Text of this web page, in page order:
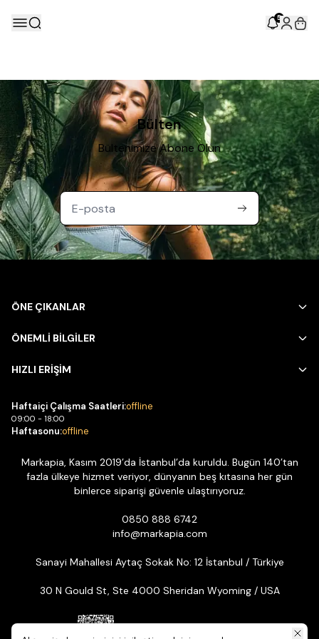
5
Bülten
Bültenimize Abone Olun
ÖNE ÇIKANLAR
ÖNEMLİ BİLGİLER
HIZLI ERİŞİM
Haftaiçi Çalışma Saatleri:offline
09:00 - 18:00
Haftasonu:offline
Markapia, Kasım 2019’da İstanbul’da kuruldu. Bugün 140’tan
fazla ülkeye hizmet veriyor, dünyanın beş kıtasına her gün
binlerce siparişi güvenle ulaştırıyoruz.
0850 888 6742
info@markapia.com
Sanayi Mahallesi Aytaç Sokak No: 12 İstanbul / Türkiye
30 N Gould St, Ste 4000 Sheridan Wyoming / USA